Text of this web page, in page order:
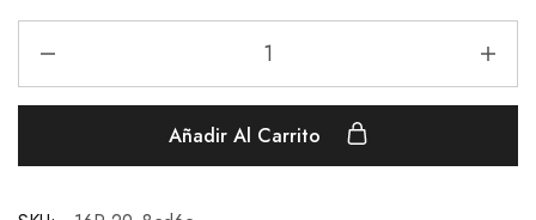
Añadir Al Carrito